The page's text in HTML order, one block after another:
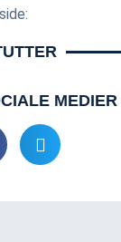
MEDIER